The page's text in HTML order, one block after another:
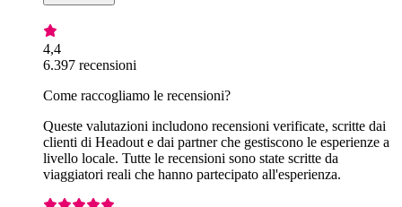
4,4
6.397 recensioni
Come raccogliamo le recensioni?
Queste valutazioni includono recensioni verificate, scritte dai
clienti di Headout e dai partner che gestiscono le esperienze a
livello locale. Tutte le recensioni sono state scritte da
viaggiatori reali che hanno partecipato all'esperienza.